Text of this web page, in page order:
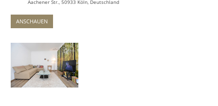
Aachener Str., 50933 Köln, Deutschland
ANSCHAUEN